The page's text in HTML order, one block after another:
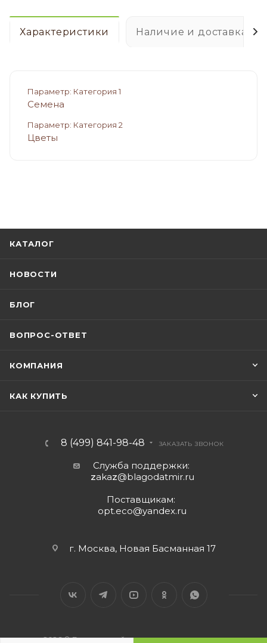
Характеристики Наличие и доставка
Параметр: Категория 1
Семена
Параметр: Категория 2
Цветы
КАТАЛОГ
НОВОСТИ
БЛОГ
ВОПРОС-ОТВЕТ
КОМПАНИЯ
КАК КУПИТЬ
8 (499) 841-98-48 ЗАКАЗАТЬ ЗВОНОК
Служба поддержки:
zakaz@blagodatmir.ru
Поставщикам:
opt.eco@yandex.ru
г. Москва, Новая Басманная 17
2026 © Благодатный мир - интернет-магазин